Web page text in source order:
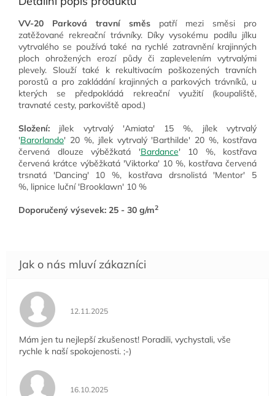
VV-20 Parková travní směs patří mezi směsi pro
zatěžované rekreační trávníky. Díky vysokému podílu jílku
vytrvalého se používá také na rychlé zatravnění krajinných
ploch ohrožených erozí půdy či zaplevelením vytrvalými
plevely. Slouží také k rekultivacím poškozených travních
porostů a pro zakládání krajinných a parkových trávníků, u
kterých se předpokládá rekreační využití (koupaliště,
travnaté cesty, parkoviště apod.)
Složení: jílek vytrvalý
'Amiata' 15 %, jílek vytrvalý
'Barorlando' 20 %, jílek vytrvalý 'Barthilde' 20 %, kostřava
červená
dlouze výběžkatá 'Bardance' 10 %, kostřava
červená krátce výběžkatá 'Viktorka' 10 %, kostřava červená
trsnatá 'Dancing' 10 %, kostřava drsnolistá 'Mentor' 5
%, lipnice luční 'Brooklawn' 10 %
Doporučený výsevek: 25 - 30 g/m2
Hodnocení obchodu je 5 z 5 hvězdiček.
12.11.2025
Mám jen tu nejlepší zkušenost! Poradili, vychystali, vše
rychle k naší spokojenosti. ;-)
Hodnocení obchodu je 5 z 5 hvězdiček.
16.10.2025